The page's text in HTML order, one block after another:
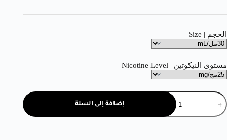
الحجم | Size
مستوى النيكوتين | Nicotine Level
إضافة إلى السلة